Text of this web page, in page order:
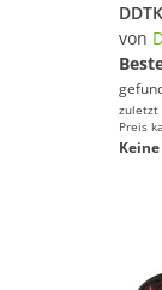
von
zuletzt
Preis